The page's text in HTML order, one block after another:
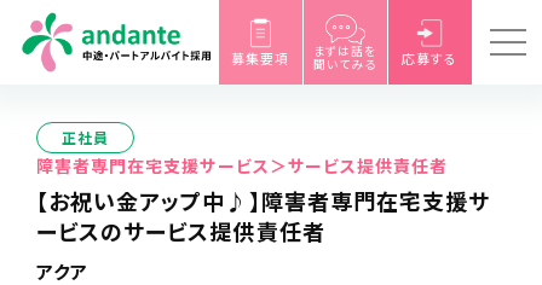
募集要項 まずは話を
聞いてみる 応募する
正社員
障害者専門在宅支援サービス＞サービス提供責任者
【お祝い金アップ中♪】障害者専門在宅支援サ
ービスのサービス提供責任者
アクア